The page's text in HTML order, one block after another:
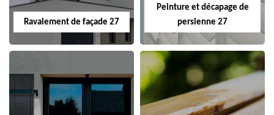
Ravalement de façade 27
Peinture et décapage de
persienne 27